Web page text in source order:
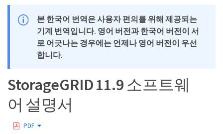
본 한국어 번역은 사용자 편의를 위해 제공되는
기계 번역입니다. 영어 버전과 한국어 버전이 서
로 어긋나는 경우에는 언제나 영어 버전이 우선
합니다.
StorageGRID 11.9 소프트웨
어 설명서
PDF